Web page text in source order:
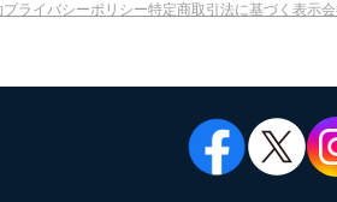
。
について
報を適切に管理し､あらかじめ本人の同意
プライバシーポリシー特定商取引法に基づく表示